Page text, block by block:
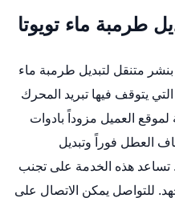
طرمبة ماء تويوتا
متنقل لتبديل طرمبة ماء
يتوقف فيها تبريد المحرك
العميل مزوداً بادوات
العطل فوراً وتبديل
تساعد هذه الخدمة على تجنب
للتواصل يمكن الاتصال على